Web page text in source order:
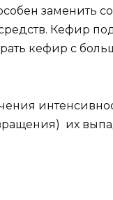
заменить
Кефир
кефир с
их